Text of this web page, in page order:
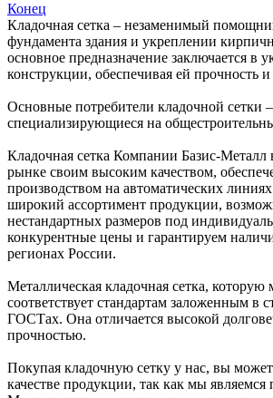
Конец
Кладочная сетка – незаменимый
фундамента здания и укреплении
основное предназначение заключается в
конструкции, обеспечивая ей прочность
Основные потребители кладочной сетки
специализирующиеся на
Кладочная сетка Компании Базис-Металл
рынке своим высоким качеством,
производством на автоматических
широкий ассортимент продукции,
нестандартных размеров под
конкурентные цены и гарантируем
регионах России.
Металлическая кладочная сетка,
соответствует стандартам заложенным в
ГОСТах. Она отличается высокой
прочностью.
Покупая кладочную сетку у нас, вы
качестве продукции, так как мы являемся